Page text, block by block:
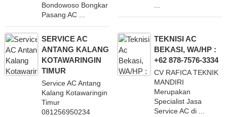
Bondowoso Bongkar
Pasang AC ...
SERVICE AC
ANTANG KALANG
KOTAWARINGIN
TIMUR
Service AC Antang
Kalang Kotawaringin
Timur
081256950234
TEKNISI AC
BEKASI, WA/HP :
+62 878-7576-3334
CV RAFICA TEKNIK
MANDIRI
Merupakan
Specialist Jasa
Service AC di ...